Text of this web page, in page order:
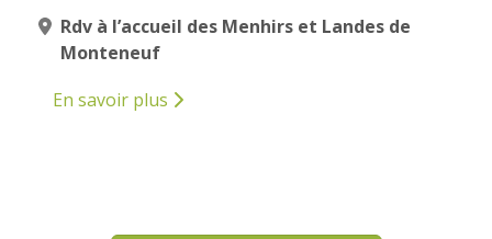
Rdv à l’accueil des Menhirs et Landes de
Monteneuf
En savoir plus